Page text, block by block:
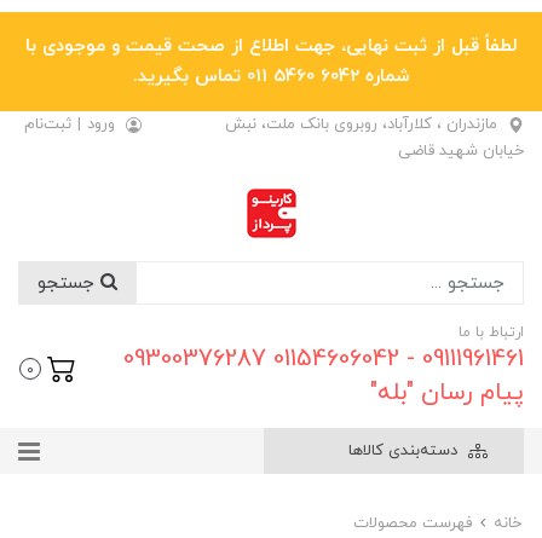
لطفاً قبل از ثبت نهایی، جهت اطلاع از صحت قیمت و موجودی با
شماره 6042 5460 011 تماس بگیرید.
مازندران ، کلارآباد، روبروی بانک ملت، نبش
خیابان شهید قاضی
ورود | ثبت‌نام
ارتباط با ما
09111961461 - 01154606042 09300376287
پیام رسان "بله"
0
دسته‌بندی کالاها
خانه
فهرست محصولات